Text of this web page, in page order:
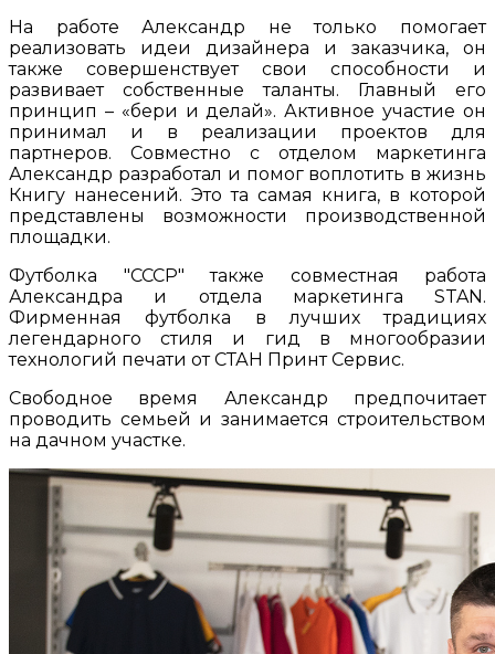
На работе Александр не только помогает
реализовать идеи дизайнера и заказчика, он
также совершенствует свои способности и
развивает собственные таланты. Главный его
принцип – «бери и делай». Активное участие он
принимал и в реализации проектов для
партнеров. Совместно с отделом маркетинга
Александр разработал и помог воплотить в жизнь
Книгу нанесений. Это та самая книга, в которой
представлены возможности производственной
площадки.
Футболка "СССР" также совместная работа
Александра и отдела маркетинга STAN.
Фирменная футболка в лучших традициях
легендарного стиля и гид в многообразии
технологий печати от СТАН Принт Сервис.​
Свободное время Александр предпочитает
проводить семьей и занимается строительством
на дачном участке.